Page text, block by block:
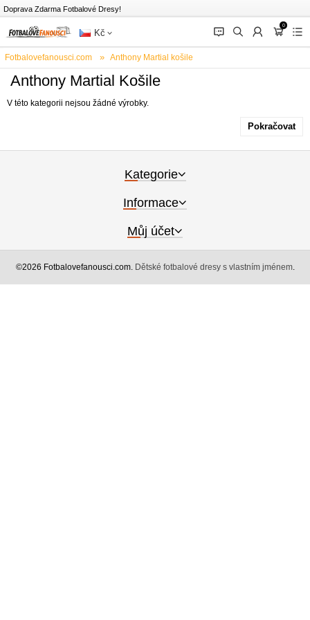
Doprava Zdarma Fotbalové Dresy!
Kč 󰂱 󰂨 󰃳
0
󰃦 󰃖
Fotbalovefanousci.com Anthony Martial košile
Anthony Martial Košile
V této kategorii nejsou žádné výrobky.
Pokračovat
Kategorie
Informace
Můj účet
©2026 Fotbalovefanousci.com. Dětské fotbalové dresy s vlastním jménem.